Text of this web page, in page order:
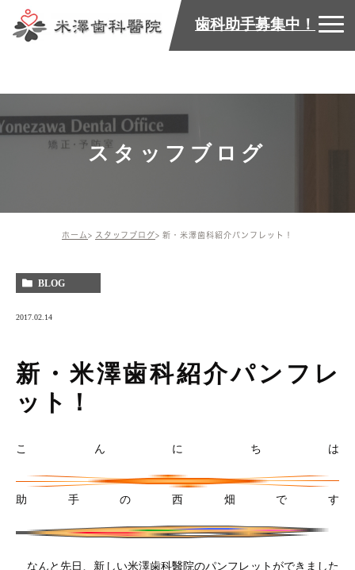
歯科助手募集中！
スタッフブログ
ホーム スタッフブログ 新・米澤歯科紹介パンフレット！
BLOG
2017.02.14
新・米澤歯科紹介パンフレ
ット！
こんにちは
助手の西畑です
なんと先日、新しい米澤歯科醫院のパンフレットができました